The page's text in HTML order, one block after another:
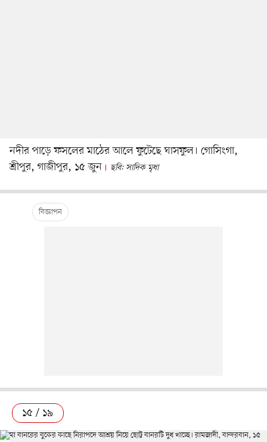
নদীর পাড়ে ফসলের মাঠের আলে ফুটেছে ঘাসফুল। গোসিংগা,
শ্রীপুর, গাজীপুর, ১৫ জুন
ছবি: সাদিক মৃধা
১৫ / ১৯